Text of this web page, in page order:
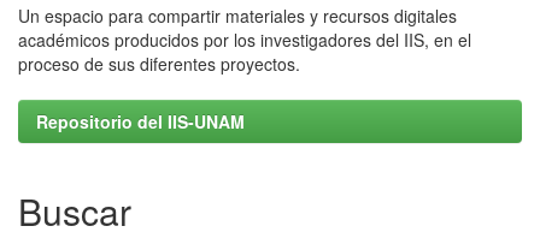
Un espacio para compartir materiales y recursos digitales
académicos producidos por los investigadores del IIS, en el
proceso de sus diferentes proyectos.
Repositorio del IIS-UNAM
Buscar